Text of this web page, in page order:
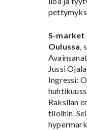
S-market
Oulussa,
Jussi Ojala
Ingressi:
Raksilan
tiloihin.